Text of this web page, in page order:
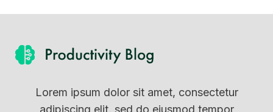
Lorem ipsum dolor sit amet, consectetur